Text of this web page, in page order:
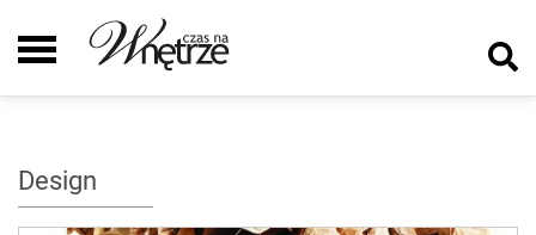
Design